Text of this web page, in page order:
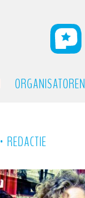
ORGANISATOREN
• REDACTIE